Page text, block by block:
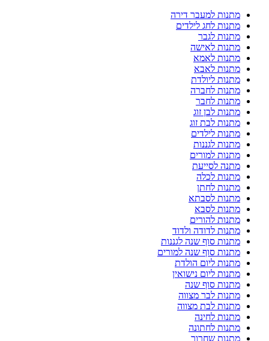
מתנות למעבר דירה
מתנות לחג לילדים
מתנות לגבר
מתנות לאישה
מתנות לאמא
מתנות לאבא
מתנות ליולדת
מתנות לחברה
מתנות לחבר
מתנות לבן זוג
מתנות לבת זוג
מתנות לילדים
מתנות לגננות
מתנות למורים
מתנה לסייעת
מתנות לכלה
מתנות לחתן
מתנות לסבתא
מתנות לסבא
מתנות להורים
מתנות לדודה ולדוד
מתנות סוף שנה לגננות
מתנות סוף שנה למורים
מתנות ליום הולדת
מתנות ליום נישואין
מתנות סוף שנה
מתנות לבר מצווה
מתנות לבת מצווה
מתנות לחינה
מתנות לחתונה
מתנות שחרור